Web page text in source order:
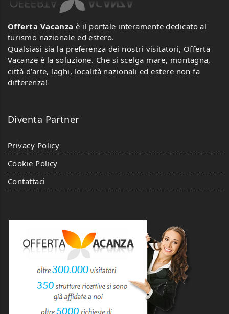
Offerta Vacanza è il portale interamente dedicato al
turismo nazionale ed estero.
Qualsiasi sia la preferenza dei nostri visitatori, Offerta
Vacanze è la soluzione. Che si scelga mare, montagna,
città d’arte, laghi, località nazionali ed estere non fa
differenza!
Diventa Partner
Privacy Policy
Cookie Policy
Contattaci